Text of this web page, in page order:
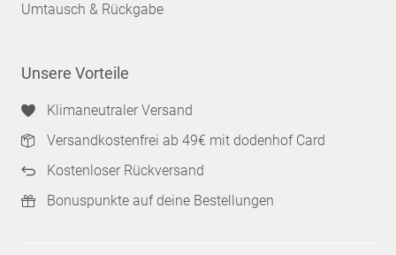
Umtausch & Rückgabe
Unsere Vorteile
Klimaneutraler Versand
Versandkostenfrei ab 49€ mit dodenhof Card
Kostenloser Rückversand
Bonuspunkte auf deine Bestellungen